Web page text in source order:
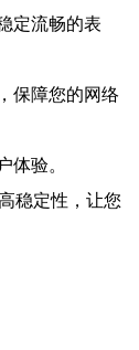
定流畅的表
保障您的网络
体验。
稳定性，让您